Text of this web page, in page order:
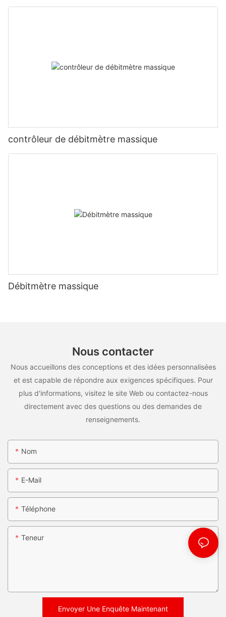
contrôleur de débitmètre massique
Débitmètre massique
Nous contacter
Nous accueillons des conceptions et des idées personnalisées
et est capable de répondre aux exigences spécifiques. Pour
plus d'informations, visitez le site Web ou contactez-nous
directement avec des questions ou des demandes de
renseignements.
Nom
E-Mail
Téléphone
Teneur
Envoyer Une Enquête Maintenant